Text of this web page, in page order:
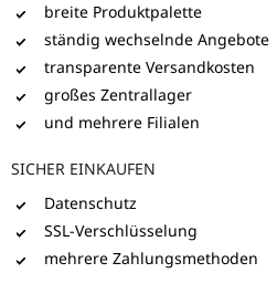
breite Produktpalette
ständig wechselnde Angebote
transparente Versandkosten
großes Zentrallager
und mehrere Filialen
SICHER EINKAUFEN
Datenschutz
SSL-Verschlüsselung
mehrere Zahlungsmethoden